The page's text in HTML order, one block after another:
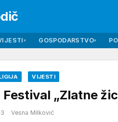
▾ GOSPODARSTVO▾
VIJESTI
Festival „Zlatne
Vesna Milković